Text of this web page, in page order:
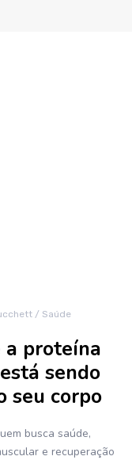
/ Saúde
a proteína
sendo
seu corpo
busca saúde,
e recuperação